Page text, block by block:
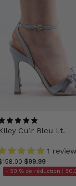
Cuir Bleu Lt.
1 review
$99.99
- 50 % de réduction |